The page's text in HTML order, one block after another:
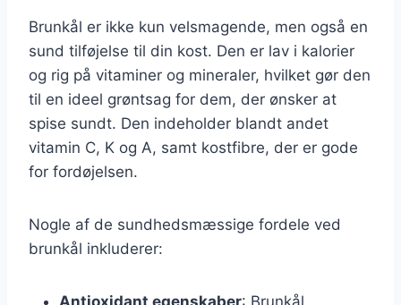
Brunkål er ikke kun velsmagende, men også en
sund tilføjelse til din kost. Den er lav i kalorier
og rig på vitaminer og mineraler, hvilket gør den
til en ideel grøntsag for dem, der ønsker at
spise sundt. Den indeholder blandt andet
vitamin C, K og A, samt kostfibre, der er gode
for fordøjelsen.
Nogle af de sundhedsmæssige fordele ved
brunkål inkluderer:
Antioxidant egenskaber: Brunkål